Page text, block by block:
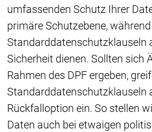
umfassenden Schutz Ihrer
primäre Schutzebene,
Standarddatenschutzklauseln
Sicherheit dienen. Sollten sich
Rahmen des DPF ergeben,
Standarddatenschutzklauseln
Rückfalloption ein. So stellen
Daten auch bei etwaigen